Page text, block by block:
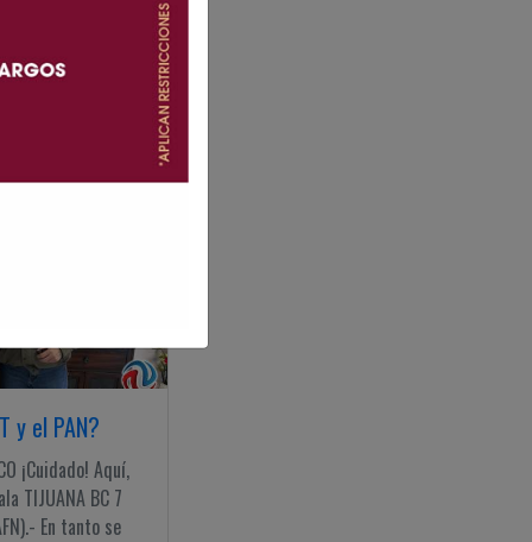
¡Cuidado! Aquí,
y el PAN?
¡Cuidado! Aquí,
TIJUANA BC 7
En tanto se